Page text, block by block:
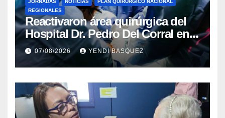
JORNADAS NOTICIAS
PLAN QUIRÚRGICO NACIONAL
REGIONALES
Reactivaron área quirúrgica del
Hospital Dr. Pedro Del Corral en
Guárico
07/08/2026 YENDI BASQUEZ